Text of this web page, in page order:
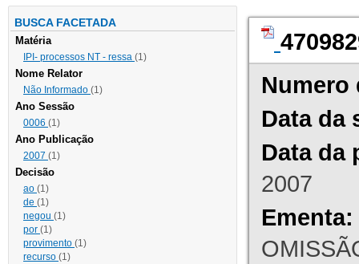
BUSCA FACETADA
Matéria
IPI- processos NT - ressa (1)
Nome Relator
Não Informado (1)
Ano Sessão
0006 (1)
Ano Publicação
2007 (1)
Decisão
ao (1)
de (1)
negou (1)
por (1)
provimento (1)
recurso (1)
Numero
Data da
Data da
2007
Ementa: